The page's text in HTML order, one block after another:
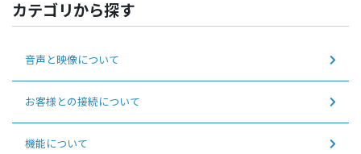
カテゴリから探す
音声と映像について
お客様との接続について
機能について